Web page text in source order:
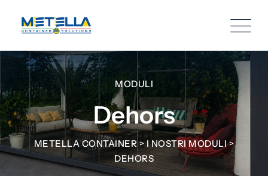
MODULI
Dehors
METELLA CONTAINER>I NOSTRI MODULI>
DEHORS